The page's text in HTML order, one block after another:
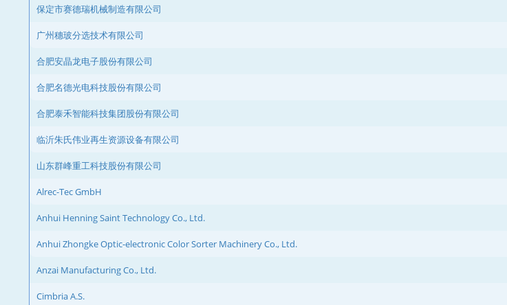
保定市赛德瑞机械制造有限公司
广州穗玻分选技术有限公司
合肥安晶龙电子股份有限公司
合肥名德光电科技股份有限公司
合肥泰禾智能科技集团股份有限公司
临沂朱氏伟业再生资源设备有限公司
山东群峰重工科技股份有限公司
Alrec-Tec GmbH
Anhui Henning Saint Technology Co., Ltd.
Anhui Zhongke Optic-electronic Color Sorter Machinery Co., Ltd.
Anzai Manufacturing Co., Ltd.
Cimbria A.S.